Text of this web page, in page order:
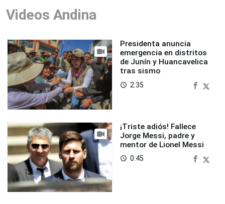
Videos Andina
Presidenta anuncia
emergencia en distritos
de Junín y Huancavelica
tras sismo
access_time 2:35
¡Triste adiós! Fallece
Jorge Messi, padre y
mentor de Lionel Messi
access_time 0:45